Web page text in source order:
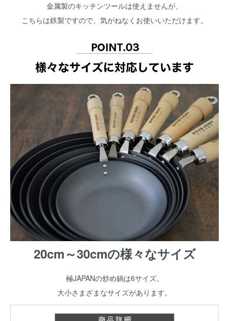
金属製のキッチンツールは使えませんが、
こちらは鉄製ですので、気がねなくお使いいただけます。
20cm～30cmの様々なサイズ
極JAPANの炒め鍋は6サイズ。
大小さまざまなサイズがあります。